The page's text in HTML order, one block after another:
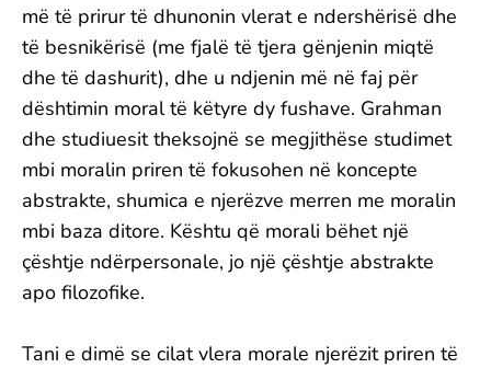
më të prirur të dhunonin vlerat e ndershërisë dhe
të besnikërisë (me fjalë të tjera gënjenin miqtë
dhe të dashurit), dhe u ndjenin më në faj për
dështimin moral të këtyre dy fushave. Grahman
dhe studiuesit theksojnë se megjithëse studimet
mbi moralin priren të fokusohen në koncepte
abstrakte, shumica e njerëzve merren me moralin
mbi baza ditore. Kështu që morali bëhet një
çështje ndërpersonale, jo një çështje abstrakte
apo filozofike.
Tani e dimë se cilat vlera morale njerëzit priren të